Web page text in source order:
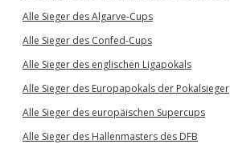
Alle Sieger des Algarve-Cups
Alle Sieger des Confed-Cups
Alle Sieger des englischen Ligapokals
Alle Sieger des Europapokals der Pokalsieger
Alle Sieger des europäischen Supercups
Alle Sieger des Hallenmasters des DFB